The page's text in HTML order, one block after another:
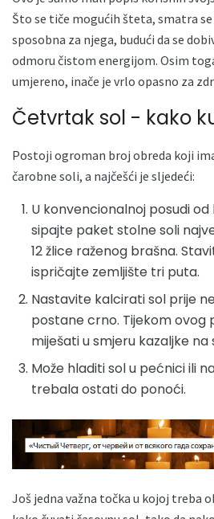
Što se tiče mogućih šteta, smatra
sposobna za njega, budući da se
odmoru čistom energijom. Osim
umjereno, inače je vrlo opasno za
Četvrtak sol - kako
Postoji ogroman broj obreda koji
čarobne soli, a najčešći je sljedeći:
U konvencionalnoj posudi od
sipajte paket stolne soli
12 žlice raženog brašna.
ispričajte zemljište tri puta.
Nastavite kalcirati sol prije
postane crno. Tijekom ovog
miješati u smjeru kazaljke
Može hladiti sol u pećnici ili
trebala ostati do ponoći.
Još jedna važna točka u kojoj treba